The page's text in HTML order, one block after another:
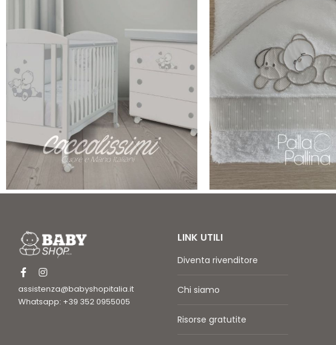
assistenza@babyshopitalia.it
Whatsapp: +39 352 0955005
LINK UTILI
Diventa rivenditore
Chi siamo
Risorse gratutite